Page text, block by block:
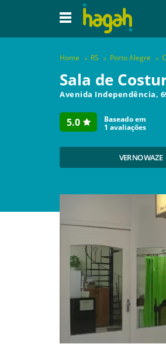
Home RS Porto Alegre
Sala de
Avenida Independência,
5.0
Baseado em
1 avaliações
VER NO WAZE